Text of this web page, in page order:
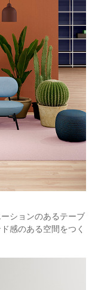
ションのあるテーブ
感のある空間をつく